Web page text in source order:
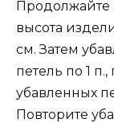
Продолжайте
высота
см. Затем
петель по 1
убавленных
Повторите